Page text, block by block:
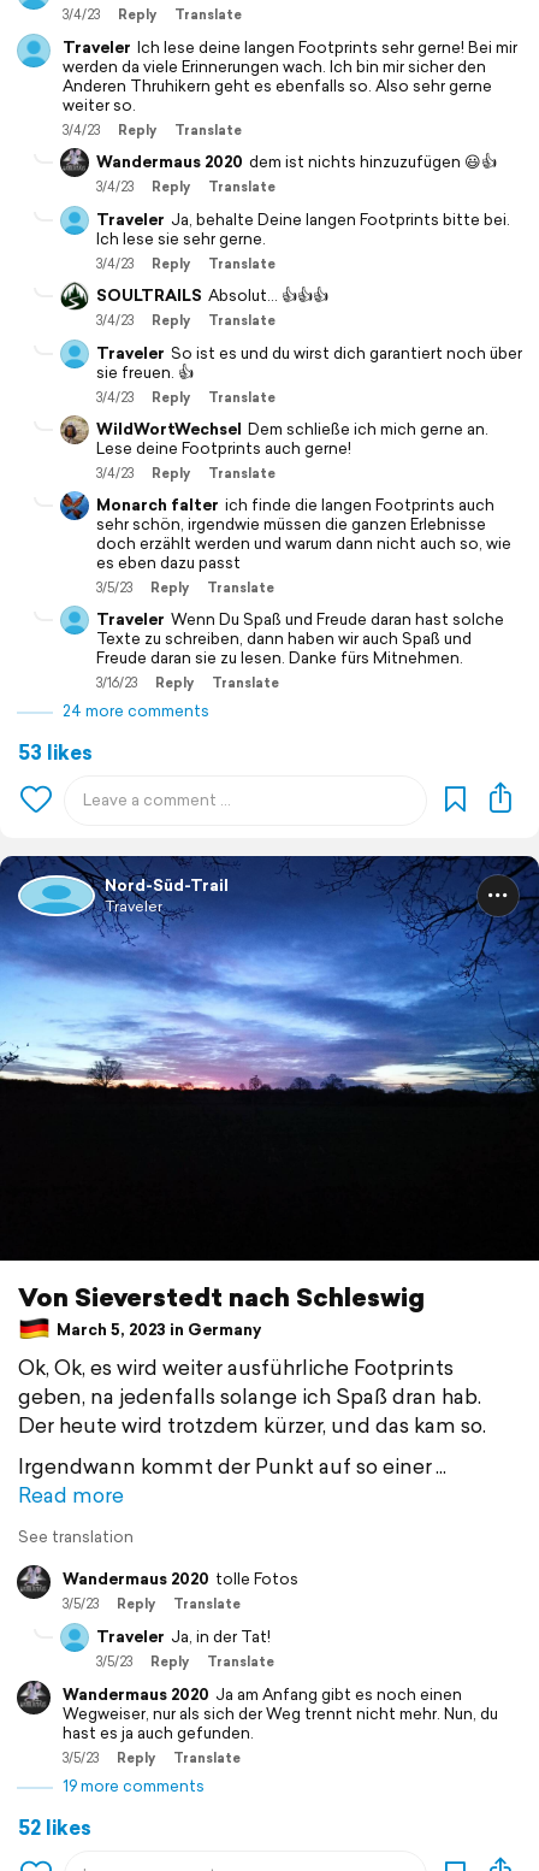
3/4/23 Reply Translate
Traveler Ich lese deine langen Footprints sehr gerne! Bei mir
werden da viele Erinnerungen wach. Ich bin mir sicher den
Anderen Thruhikern geht es ebenfalls so. Also sehr gerne
weiter so.
3/4/23 Reply Translate
Wandermaus 2020 dem ist nichts hinzuzufügen 😃👍
3/4/23 Reply Translate
Traveler Ja, behalte Deine langen Footprints bitte bei.
Ich lese sie sehr gerne.
3/4/23 Reply Translate
SOULTRAILS Absolut... 👍👍👍
3/4/23 Reply Translate
Traveler So ist es und du wirst dich garantiert noch über
sie freuen. 👍
3/4/23 Reply Translate
WildWortWechsel Dem schließe ich mich gerne an.
Lese deine Footprints auch gerne!
3/4/23 Reply Translate
Monarch falter ich finde die langen Footprints auch
sehr schön, irgendwie müssen die ganzen Erlebnisse
doch erzählt werden und warum dann nicht auch so, wie
es eben dazu passt
3/5/23 Reply Translate
Traveler Wenn Du Spaß und Freude daran hast solche
Texte zu schreiben, dann haben wir auch Spaß und
Freude daran sie zu lesen. Danke fürs Mitnehmen.
3/16/23 Reply Translate
24 more comments
53 likes
Nord-Süd-Trail
Traveler
Von Sieverstedt nach Schleswig
March 5, 2023 in Germany
Ok, Ok, es wird weiter ausführliche Footprints
geben, na jedenfalls solange ich Spaß dran hab.
Der heute wird trotzdem kürzer, und das kam so.
Irgendwann kommt der Punkt auf so einer
Read more
See translation
Wandermaus 2020 tolle Fotos
3/5/23 Reply Translate
Traveler Ja, in der Tat!
3/5/23 Reply Translate
Wandermaus 2020 Ja am Anfang gibt es noch einen
Wegweiser, nur als sich der Weg trennt nicht mehr. Nun, du
hast es ja auch gefunden.
3/5/23 Reply Translate
19 more comments
52 likes